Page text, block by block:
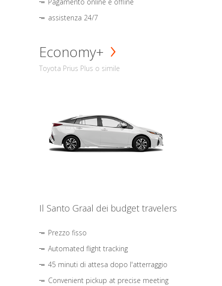
assistenza 24/7
Economy+
Toyota Prius Plus o simile
Il Santo Graal dei budget travelers
Prezzo fisso
Automated flight tracking
45 minuti di attesa dopo l'atterraggio
Convenient pickup at precise meeting